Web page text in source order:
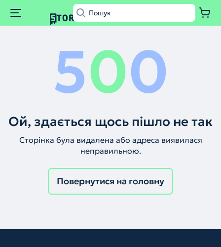
500
Ой, здається щось пішло не так
Сторінка була видалена або адреса виявилася
неправильною.
Повернутися на головну